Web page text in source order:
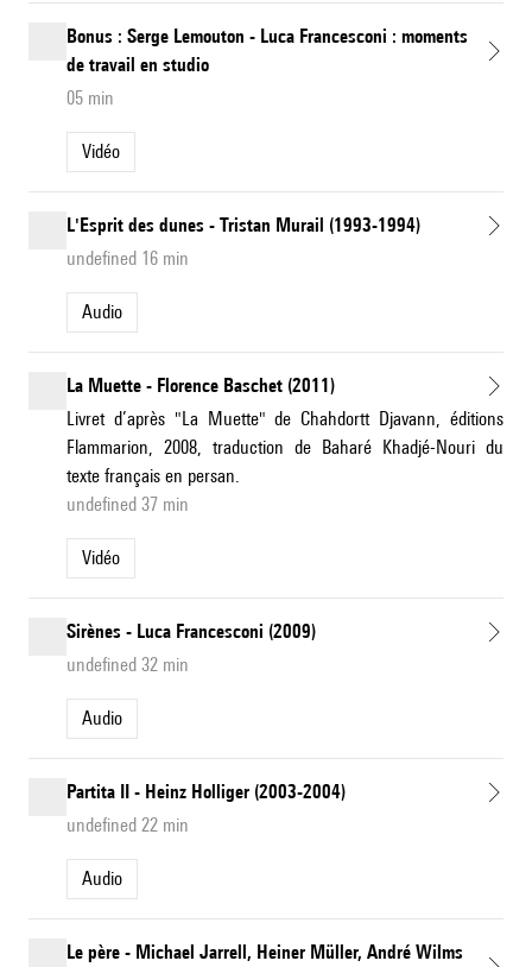
Bonus : Serge Lemouton - Luca Francesconi : moments
de travail en studio
05 min
Vidéo
L'Esprit des dunes - Tristan Murail (1993-1994)
undefined 16 min
Audio
La Muette - Florence Baschet (2011)
Livret d’après "La Muette" de Chahdortt Djavann, éditions
Flammarion, 2008, traduction de Baharé Khadjé-Nouri du
texte français en persan.
undefined 37 min
Vidéo
Sirènes - Luca Francesconi (2009)
undefined 32 min
Audio
Partita II - Heinz Holliger (2003-2004)
undefined 22 min
Audio
Le père - Michael Jarrell, Heiner Müller, André Wilms